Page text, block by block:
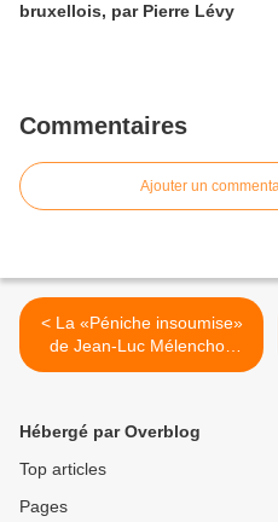
bruxellois, par Pierre Lévy
Commentaires
Ajouter un
< La «Péniche insoumise»
de Jean-Luc Mélenchon
parcourt l'Ile de France
Hébergé par Overblog
Top articles
Pages